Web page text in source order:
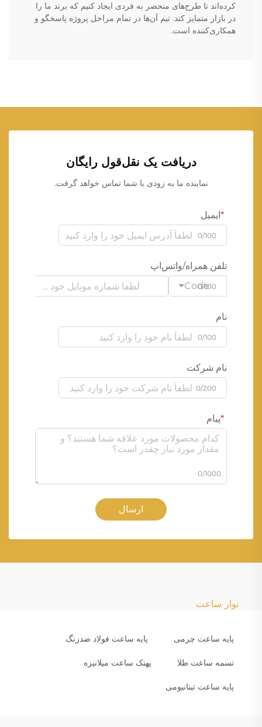
کرده‌اند تا طرح‌های منحصر به فردی ایجاد کنیم که برند ما را
در بازار متمایز کند. تیم آن‌ها در تمام مراحل پروژه پاسخگو و
همکاری‌کننده است.
دریافت یک نقل‌قول رایگان
نماینده ما به زودی با شما تماس خواهد گرفت.
ایمیل
0/100
تلفن همراه/واتس‌اپ
Code
0/100
نام
0/100
نام شرکت
0/200
پیام
0/1000
ارسال
نوار ساعت
پایه ساعت چرمی پایه ساعت فولاد ضدزنگ
تسمه ساعت طلا پهنک ساعت میلانیزه
پایه ساعت تیتانیومی